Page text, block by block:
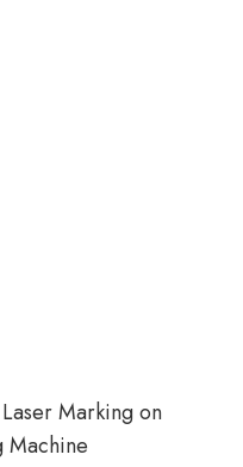
Laser Marking on
Machine